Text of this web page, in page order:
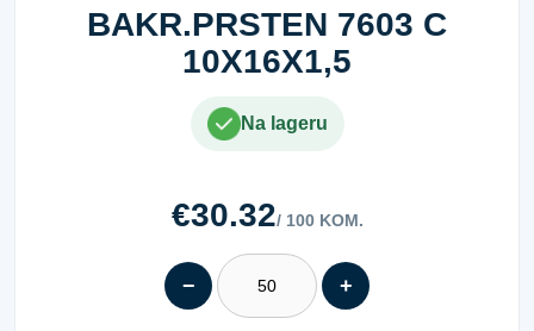
BAKR.PRSTEN 7603 C
10X16X1,5
Na lageru
€30.32/ 100 KOM.
− +